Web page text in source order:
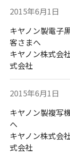
2015年6月1日
キヤノン製電子
客さまへ
キヤノン株式会
式会社
2015年6月1日
キヤノン製複写
へ
キヤノン株式会
式会社